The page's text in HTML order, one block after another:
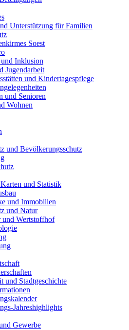
Unterstützung für Familien
Soest
Inklusion
Jugendarbeit
und Kindertagespflege
und Senioren
Wohnen
und Bevölkerungsschutz
und Statistik
und Immobilien
und Natur
Wertstoffhof
und Stadtgeschichte
Jahreshighlights
Gewerbe